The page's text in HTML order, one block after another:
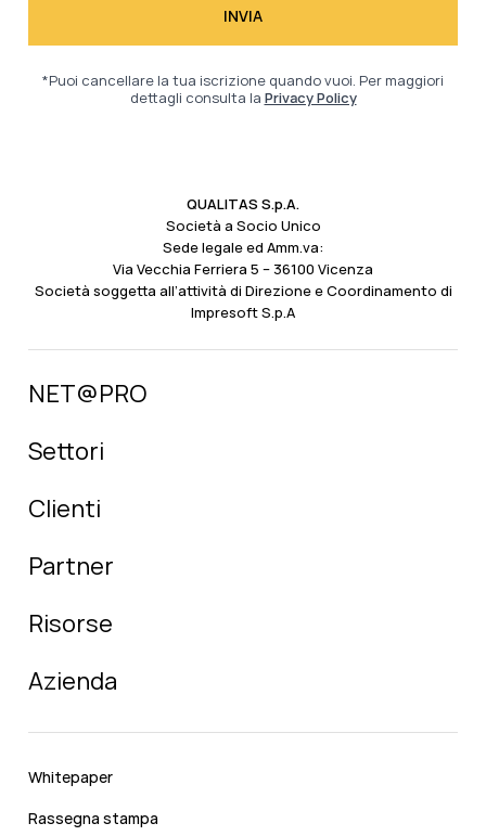
*Puoi cancellare la tua iscrizione quando vuoi. Per maggiori
dettagli consulta la Privacy Policy
QUALITAS S.p.A.
Società a Socio Unico
Sede legale ed Amm.va:
Via Vecchia Ferriera 5 – 36100 Vicenza
Società soggetta all’attività di Direzione e Coordinamento di
Impresoft S.p.A
NET@PRO
Settori
Clienti
Partner
Risorse
Azienda
Whitepaper
Rassegna stampa